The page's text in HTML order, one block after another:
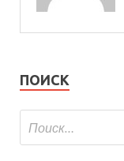
ПОИСК